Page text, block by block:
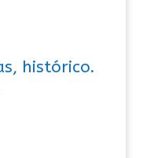
histórico.